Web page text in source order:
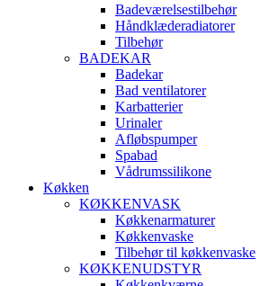
Badeværelsestilbehør
Håndklæderadiatorer
Tilbehør
BADEKAR
Badekar
Bad ventilatorer
Karbatterier
Urinaler
Afløbspumper
Spabad
Vådrumssilikone
Køkken
KØKKENVASK
Køkkenarmaturer
Køkkenvaske
Tilbehør til køkkenvaske
KØKKENUDSTYR